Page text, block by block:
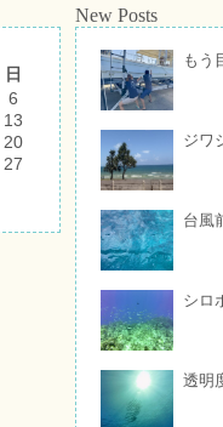
日
6
13
20
27
New Posts
もう
ジワ
台風
シロ
透明